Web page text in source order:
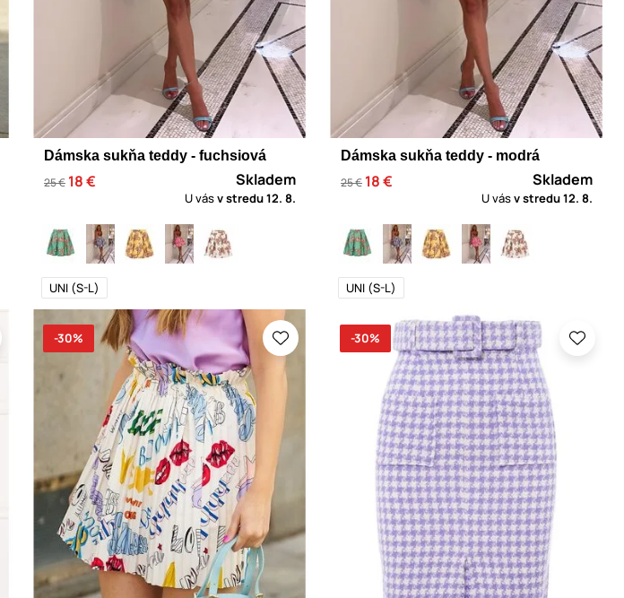
Dámska sukňa teddy - fuchsiová
25 € 18 € Skladem
U vásv stredu12. 8.
UNI (S-L)
Dámska sukňa teddy - modrá
25 € 18 € Skladem
U vásv stredu12. 8.
UNI (S-L)
-30% -30%